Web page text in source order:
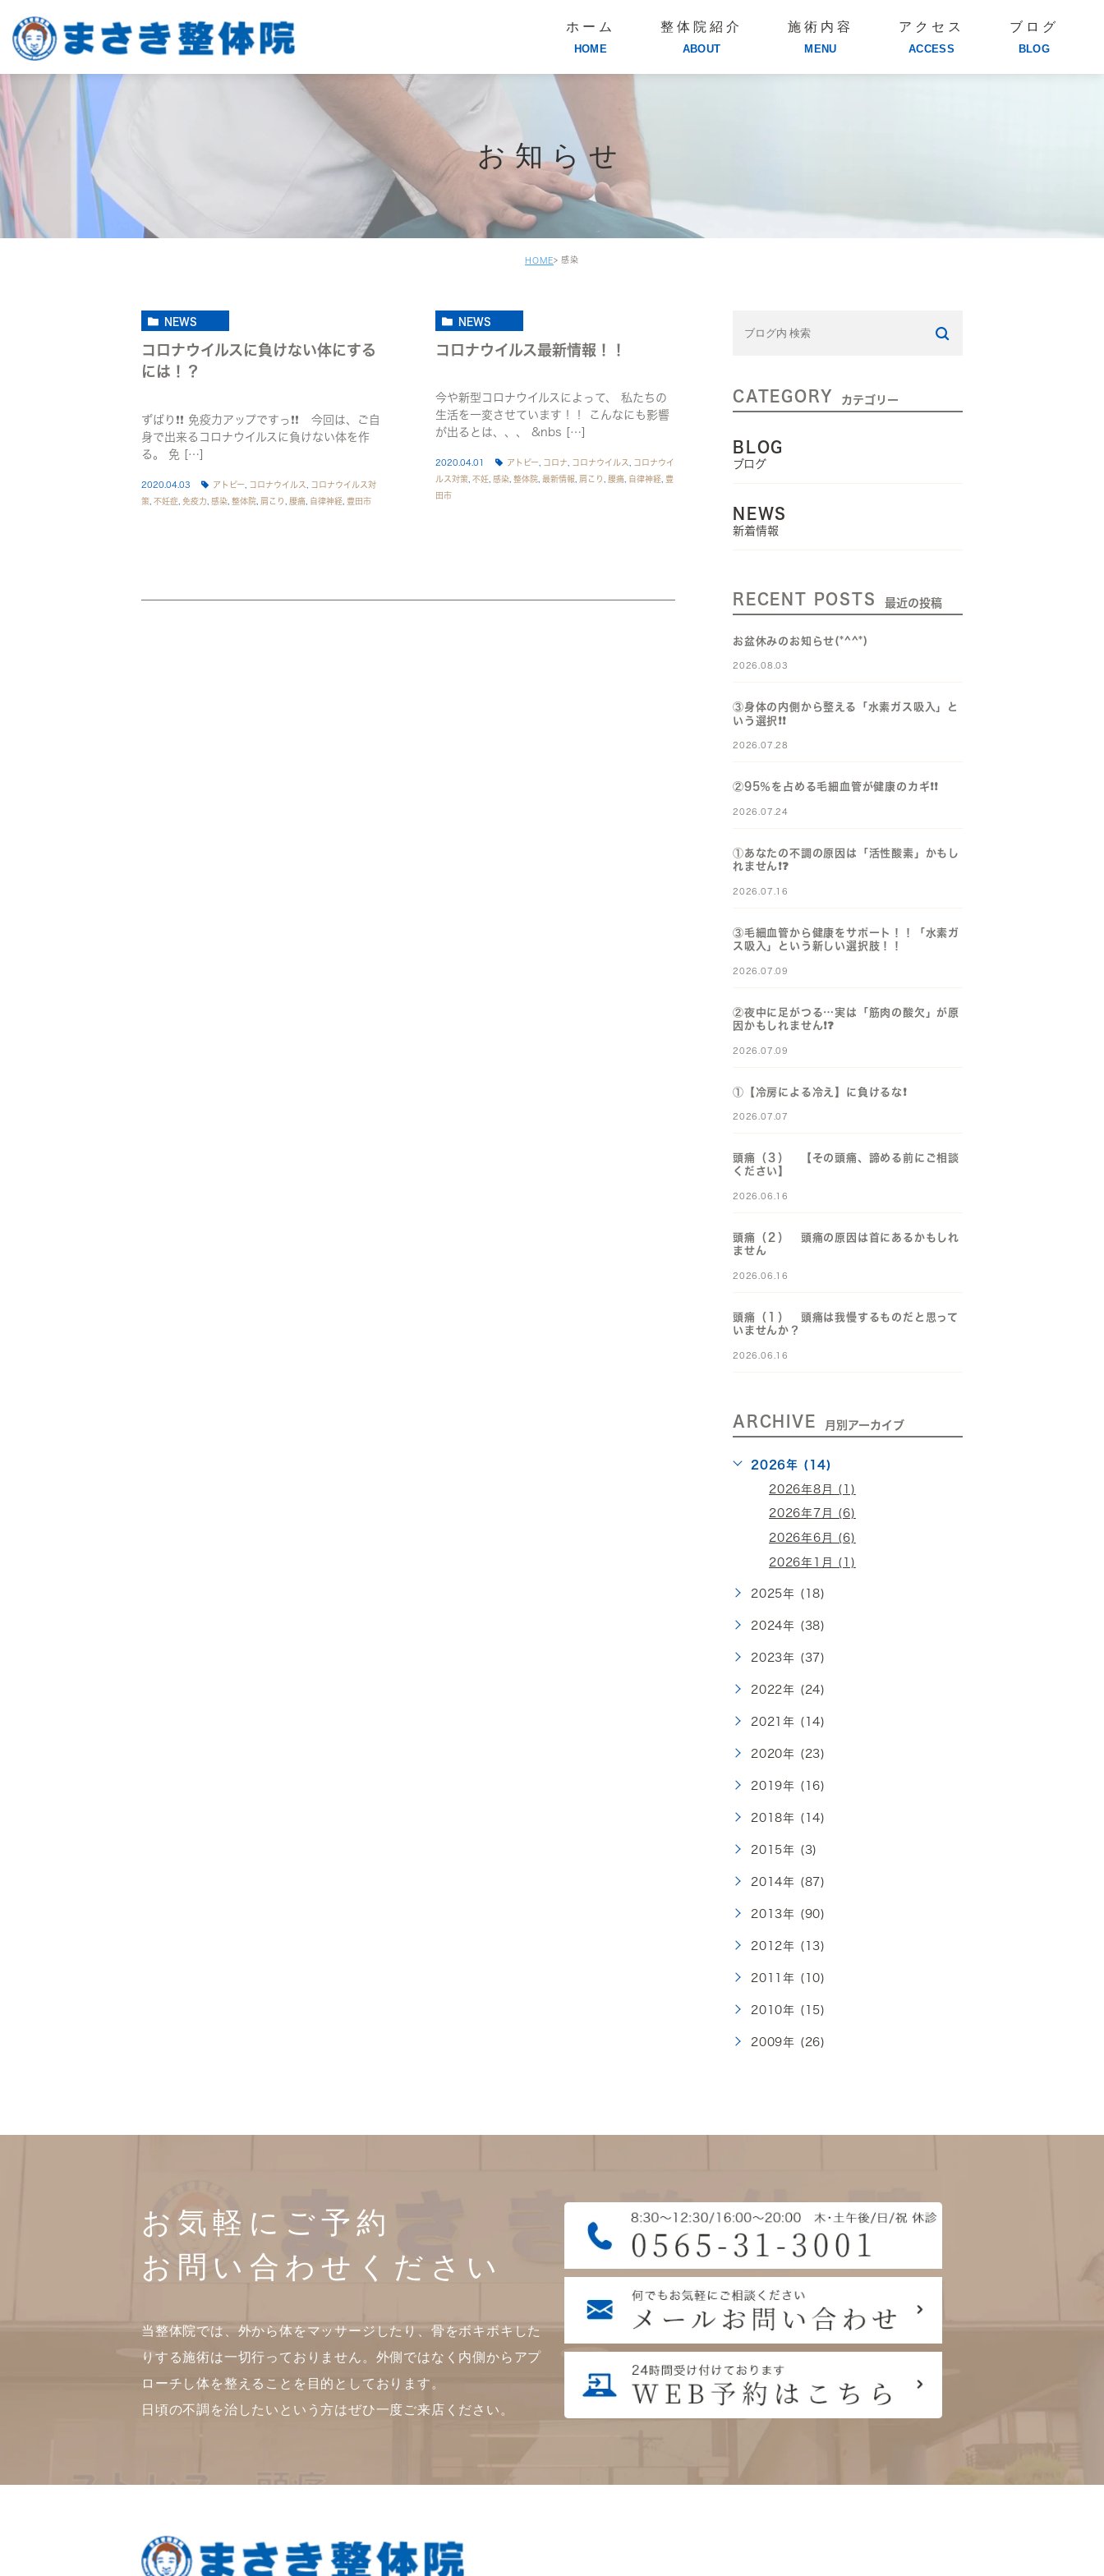
ホーム
HOME
整体院紹介
ABOUT
施術内容
MENU
アクセス
ACCESS
ブログ
BLOG
お知らせ
HOME 感染
NEWS
コロナウイルスに負けない体にする
には！？
ずばり❗❗ 免疫力アップですっ❗❗ 今回は、ご自
身で出来るコロナウイルスに負けない体を作
る。 免 […]
2020.04.03 アトピー コロナウイルス
コロナウイルス対
策 不妊症 免疫力 感染 整体院 肩こり 腰痛 自律神経 豊田市
NEWS
コロナウイルス最新情報！！
今や新型コロナウイルスによって、 私たちの
生活を一変させています！！ こんなにも影響
が出るとは、、、 &nbs […]
2020.04.01 アトピー コロナ コロナウイルス
コロナウイ
ルス対策, 不妊, 感染, 整体院, 最新情報, 肩こり 腰痛, 自律神経, 豊
田市
CATEGORY カテゴリー
BLOG
ブログ
NEWS
新着情報
RECENT POSTS 最近の投稿
お盆休みのお知らせ(*^^*)
2026.08.03
③身体の内側から整える「水素ガス吸入」と
いう選択❗️❗️
2026.07.28
②95％を占める毛細血管が健康のカギ❗️❗️
2026.07.24
①あなたの不調の原因は「活性酸素」かもし
れません❗️❓️
2026.07.16
③毛細血管から健康をサポート！！「水素ガ
ス吸入」という新しい選択肢！！
2026.07.09
②夜中に足がつる…実は「筋肉の酸欠」が原
因かもしれません❗️❓️
2026.07.09
①【冷房による冷え】に負けるな❗️
2026.07.07
頭痛（３） 【その頭痛、諦める前にご相談
ください】
2026.06.16
頭痛（２） 頭痛の原因は首にあるかもしれ
ません
2026.06.16
頭痛（１） 頭痛は我慢するものだと思って
いませんか？
2026.06.16
ARCHIVE 月別アーカイブ
2026年 (14)
2026年8月 (1)
2026年7月 (6)
2026年6月 (6)
2026年1月 (1)
2025年 (18)
2024年 (38)
2023年 (37)
2022年 (24)
2021年 (14)
2020年 (23)
2019年 (16)
2018年 (14)
2015年 (3)
2014年 (87)
2013年 (90)
2012年 (13)
2011年 (10)
2010年 (15)
2009年 (26)
お気軽にご予約
お問い合わせください
当整体院では、外から体をマッサージしたり、骨をボキボキした
りする施術は一切行っておりません。外側ではなく内側からアプ
ローチし体を整えることを目的としております。
日頃の不調を治したいという方はぜひ一度ご来店ください。